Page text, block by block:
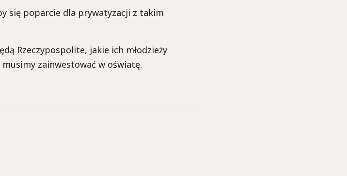
się poparcie dla prywatyzacji z takim
Rzeczypospolite, jakie ich młodzieży
zainwestować w oświatę.